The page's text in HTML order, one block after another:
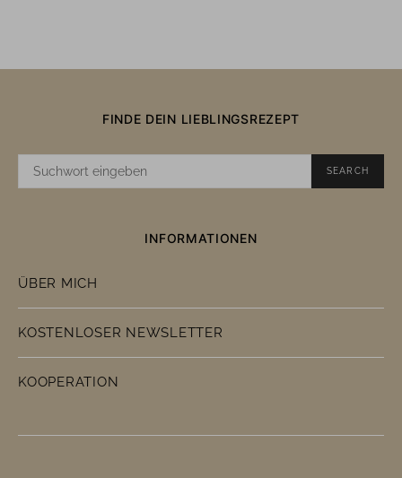
FINDE DEIN LIEBLINGSREZEPT
SUCHE
SEARCH
INFORMATIONEN
ÜBER MICH
KOSTENLOSER NEWSLETTER
KOOPERATION